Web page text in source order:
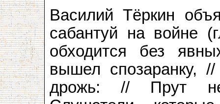
Василий Тёркин
сабантуй на войне
обходится без
вышел спозаранку,
дрожь: // Прут